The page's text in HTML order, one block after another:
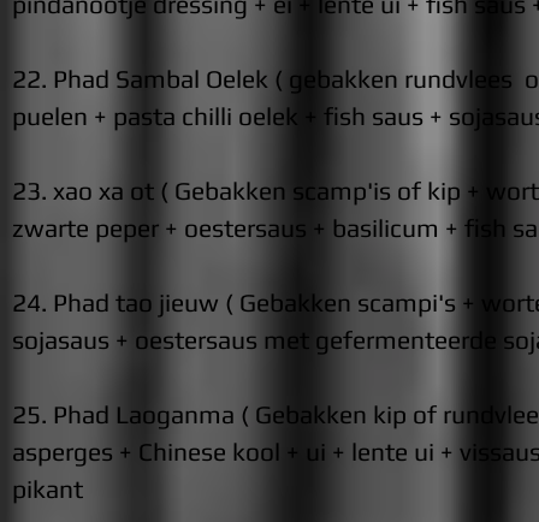
22. Phad Sambal Oelek ( gebakken rundvlees
puelen + pasta chilli oelek + fish saus +
23. xao xa ot ( Gebakken scamp'is of kip +
zwarte peper + oestersaus + basilicum + fish
24. Phad tao jieuw ( Gebakken scampi's +
sojasaus + oestersaus met gefermenteerde
25. Phad Laoganma ( Gebakken kip of
asperges + Chinese kool + ui + lente ui +
pikant